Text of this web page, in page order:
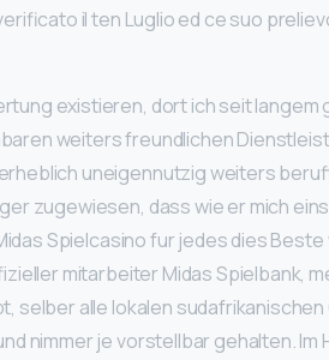
il ten Luglio ed ce suo
existieren, dort ich seit langem
weiters freundlichen
uneigennutzig weiters
zugewiesen, dass wie er mich
Spielcasino fur jedes dies
mitarbeiter Midas Spielbank,
selber alle lokalen
nimmer je vorstellbar gehalten. Im